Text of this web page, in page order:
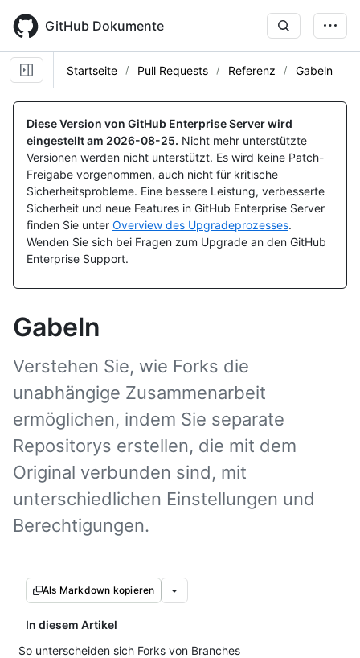
main
content
GitHub Dokumente
Startseite Pull Requests Referenz Gabeln
Diese Version von GitHub Enterprise Server wird
eingestellt am 2026-08-25. Nicht mehr unterstützte
Versionen werden nicht unterstützt. Es wird keine Patch-
Freigabe vorgenommen, auch nicht für kritische
Sicherheitsprobleme. Eine bessere Leistung, verbesserte
Sicherheit und neue Features in GitHub Enterprise Server
finden Sie unter Overview des Upgradeprozesses.
Wenden Sie sich bei Fragen zum Upgrade an den GitHub
Enterprise Support.
Gabeln
Verstehen Sie, wie Forks die
unabhängige Zusammenarbeit
ermöglichen, indem Sie separate
Repositorys erstellen, die mit dem
Original verbunden sind, mit
unterschiedlichen Einstellungen und
Berechtigungen.
Als Markdown kopieren
In diesem Artikel
So unterscheiden sich Forks von Branches